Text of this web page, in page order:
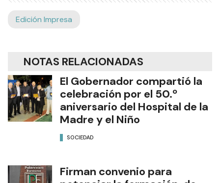
Edición Impresa
NOTAS RELACIONADAS
El Gobernador compartió la
celebración por el 50.º
aniversario del Hospital de la
Madre y el Niño
SOCIEDAD
Firman convenio para